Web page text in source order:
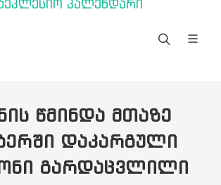
კალენდარი
ᲬᲛᲘᲜᲓᲐ ᲛᲗᲐᲖᲔ
ᲓᲐᲙᲐᲠᲒᲣᲚᲘ
ᲒᲐᲠᲓᲐᲪᲕᲚᲘᲚᲘ